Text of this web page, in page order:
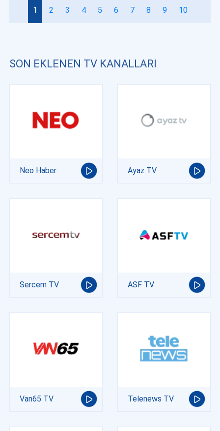
1 2 3 4 5 6 7 8 9 10
SON EKLENEN TV KANALLARI
Neo Haber Ayaz TV
Sercem TV ASF TV
Van65 TV Telenews TV